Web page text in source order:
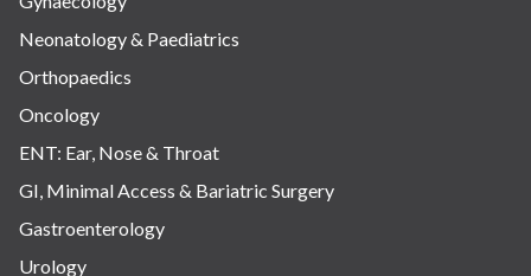
Neonatology & Paediatrics
Orthopaedics
Oncology
ENT: Ear, Nose & Throat
GI, Minimal Access & Bariatric Surgery
Gastroenterology
Urology